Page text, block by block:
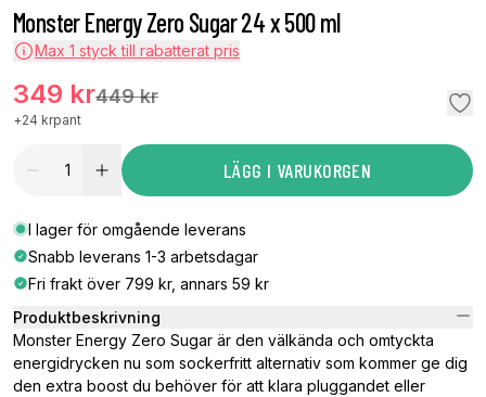
Monster Energy Zero Sugar 24 x 500 ml
Max 1 styck till rabatterat pris
349 kr449 kr
+24 krpant
LÄGG I VARUKORGEN
I lager för omgående leverans
Snabb leverans 1-3 arbetsdagar
Fri frakt över 799 kr, annars 59 kr
Produktbeskrivning
Monster Energy Zero Sugar är den välkända och omtyckta
energidrycken nu som sockerfritt alternativ som kommer ge dig
den extra boost du behöver för att klara pluggandet eller